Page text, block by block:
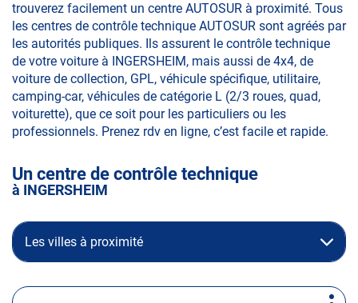
trouverez facilement un centre AUTOSUR à proximité. Tous
les centres de contrôle technique AUTOSUR sont agréés par
les autorités publiques. Ils assurent le contrôle technique
de votre voiture à INGERSHEIM, mais aussi de 4x4, de
voiture de collection, GPL, véhicule spécifique, utilitaire,
camping-car, véhicules de catégorie L (2/3 roues, quad,
voiturette), que ce soit pour les particuliers ou les
professionnels. Prenez rdv en ligne, c’est facile et rapide.
Un centre de contrôle technique
à INGERSHEIM
Les villes à proximité
Appuyer